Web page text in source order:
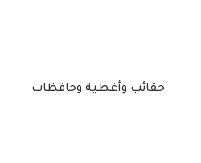
حقائب وأغطية وحافظات